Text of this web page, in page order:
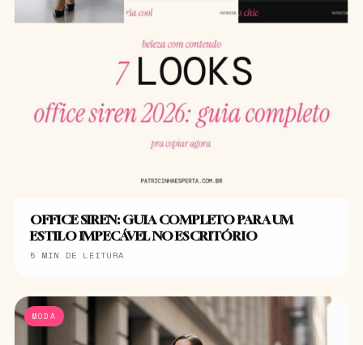
OFFICE SIREN: GUIA COMPLETO PARA UM
ESTILO IMPECÁVEL NO ESCRITÓRIO
5 MIN DE LEITURA
MODA